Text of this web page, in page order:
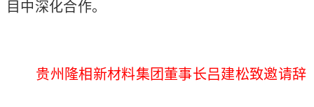
目中深化合作。
贵州隆相新材料集团董事长吕建松致邀请辞